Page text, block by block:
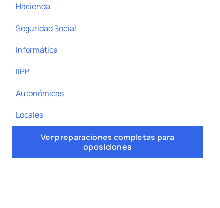
Hacienda
Seguridad Social
Informática
IIPP
Autonómicas
Locales
Ver preparaciones completas para
oposiciones